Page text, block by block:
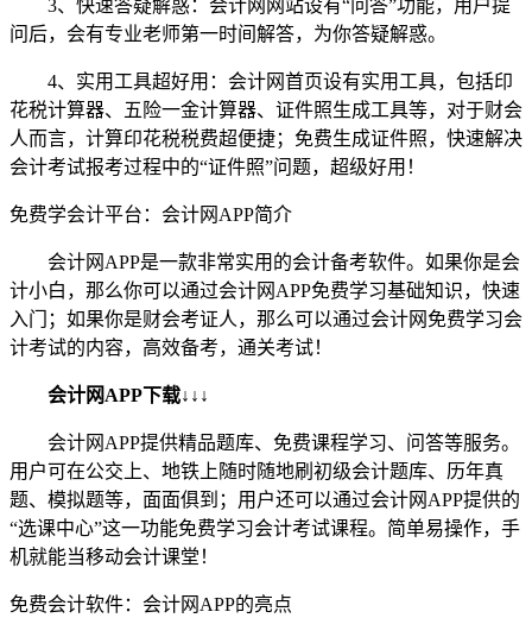
3、快速答疑解惑：会计网网站设有“问答”功能，用户提
问后，会有专业老师第一时间解答，为你答疑解惑。
4、实用工具超好用：会计网首页设有实用工具，包括印
花税计算器、五险一金计算器、证件照生成工具等，对于财会
人而言，计算印花税税费超便捷；免费生成证件照，快速解决
会计考试报考过程中的“证件照”问题，超级好用！
免费学会计平台：会计网APP简介
会计网APP是一款非常实用的会计备考软件。如果你是会
计小白，那么你可以通过会计网APP免费学习基础知识，快速
入门；如果你是财会考证人，那么可以通过会计网免费学习会
计考试的内容，高效备考，通关考试！
会计网APP下载↓↓↓
会计网APP提供精品题库、免费课程学习、问答等服务。
用户可在公交上、地铁上随时随地刷初级会计题库、历年真
题、模拟题等，面面俱到；用户还可以通过会计网APP提供的
“选课中心”这一功能免费学习会计考试课程。简单易操作，手
机就能当移动会计课堂！
免费会计软件：会计网APP的亮点